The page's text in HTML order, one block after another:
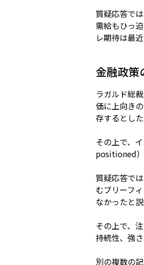
質疑応答で
需給もひっ
レ期待は最
金融政策
ラガルド総
価に上向き
存するとした
その上で、
positioned）
質疑応答で
むブリーフ
なかったと説
その上で、
持続性、強
別の複数の